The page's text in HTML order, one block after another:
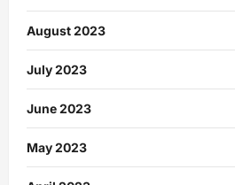
August 2023
July 2023
June 2023
May 2023